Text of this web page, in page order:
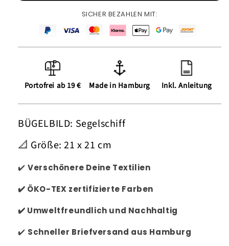
Anleitung
SICHER BEZAHLEN MIT:
Portofrei ab 19 € Made in Hamburg Inkl. Anleitung
BÜGELBILD: Segelschiff
📐 Größe: 21 x 21 cm
✔️ Verschönere Deine Textilien
✔️ ÖKO-TEX zertifizierte Farben
✔️ Umweltfreundlich und Nachhaltig
✔️ Schneller Briefversand aus Hamburg